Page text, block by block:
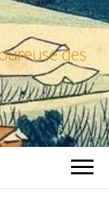
des